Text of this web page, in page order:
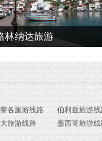
林纳达旅游
各旅游线路
伯利兹旅游
旅游线路 墨西哥旅游